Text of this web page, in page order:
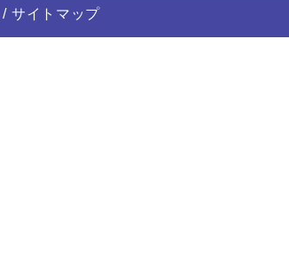
サイトマップ